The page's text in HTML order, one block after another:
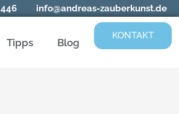
info@andreas-zauberkunst.de
Tipps Blog
KONTAKT